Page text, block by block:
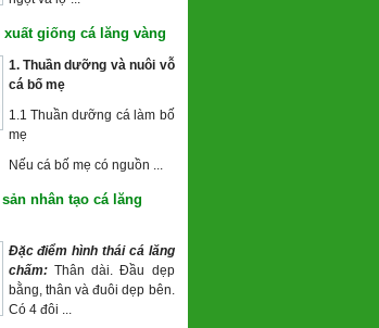
giống cá lăng vàng
1. Thuần dưỡng và nuôi vỗ
cábố mẹ
1.1 Thuần dưỡng cá làm bố
mẹ
Nếu cá bố mẹ có nguồn ...
nhân tạo cá lăng
Đặc điểm hình thái cá lăng
chấm:Thân dài. Đầu dẹp
bằng, thân và đuôi dẹp bên.
Có 4 đôi ...